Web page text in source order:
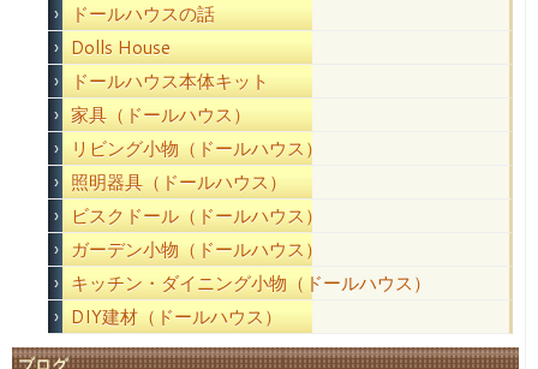
ドールハウスの話
Dolls House
ドールハウス本体キット
家具（ドールハウス）
リビング小物（ドールハウス）
照明器具（ドールハウス）
ビスクドール（ドールハウス）
ガーデン小物（ドールハウス）
キッチン・ダイニング小物（ドールハウス）
DIY建材（ドールハウス）
ブログ